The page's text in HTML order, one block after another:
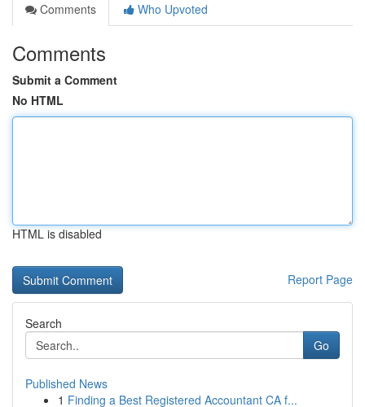
Comments
Who Upvoted
Comments
Submit a Comment
No HTML
HTML is disabled
Report Page
Search
Go
Published News
1 Finding a Best Registered Accountant CA f...